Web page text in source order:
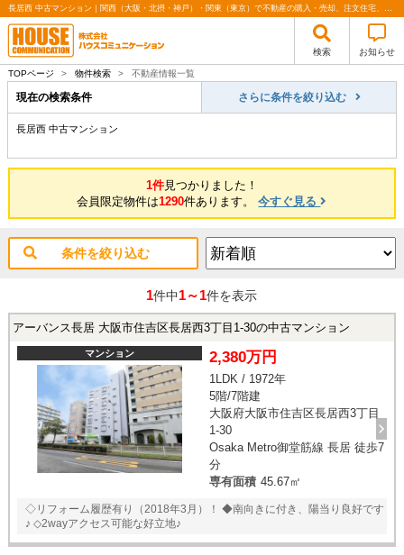
長居西 中古マンション｜関西（大阪・北摂・神戸）・関東（東京）で不動産の購入・売却、注文住宅、リノベーションの事なら株式会社ハウスコミュニケーション
検索 お知らせ
TOPページ > 物件検索 > 不動産情報一覧
現在の検索条件 さらに条件を絞り込む
長居西 中古マンション
1件見つかりました！
会員限定物件は1290件あります。今すぐ見る
条件を絞り込む
1件中1～1件を表示
アーバンス長居 大阪市住吉区長居西3丁目1-30の中古マンション
マンション 2,380万円
1LDK / 1972年
5階/7階建
大阪府大阪市住吉区長居西3丁目
1-30
Osaka Metro御堂筋線 長居 徒歩7
分
専有面積 45.67㎡
◇リフォーム履歴有り（2018年3月）！ ◆南向きに付き、陽当り良好です
♪ ◇2wayアクセス可能な好立地♪